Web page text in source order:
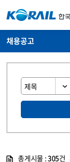
채용공고
총게시물 :305건